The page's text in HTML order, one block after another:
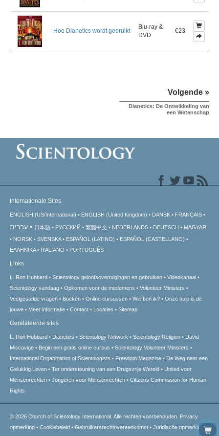
Hoe Dianetics wordt gebruikt
Blu-ray &
DVD
€23
Volgende »
Dianetics: De Ontwikkeling van
een Wetenschap
Internationale Sites
ENGLISH (US/International) ENGLISH (United Kingdom) DANSK FRANÇAIS
עברית 日本語 РУССКИЙ 繁體中文 NEDERLANDS DEUTSCH
MAGYAR
NORSK
SVENSKA ESPAÑOL (LATINO)
ESPAÑOL (CASTELLANO)
ΕΛΛΗΝΙΚA
ITALIANO PORTUGUÊS
Links
L. Ron Hubbard Scientology geloofsovertuigingen en gebruiken
Videokanaal
Scientology vandaag
Opkomen voor de medemens
Volunteer Ministers
Veelgestelde vragen
Boeken Online cursussen Wie ben ik?
Onze hulp is de
jouwe
Meer informatie Contact Locaties Sitemap
Gerelateerde sites
L. Ron Hubbard Dianetics Scientology Network Scientology Religion
David
Miscavige
Begin een gratis online cursus
Scientology Volunteer Ministers
International Organization of Scientologists
Freedom Magazine
De Weg naar een
Gelukkig Leven
Ter ondersteuning van een Drugsvrije Wereld
United voor
Mensenrechten
Jongeren voor Mensenrechten
Citizens Commission for Human
Rights
© 2026 Church of Scientology International. Alle rechten voorbehouden. Privacy
opmerking • Cookiebeleid • Gebruikersrechtovereenkomst • Juridische opmerking